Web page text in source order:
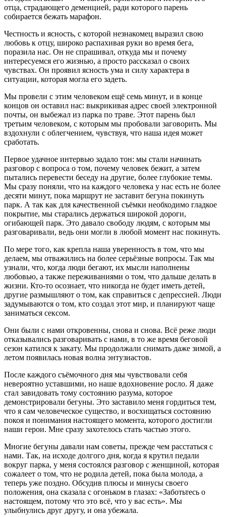
отца, страдающего деменцией, ради которого парень
собирается бежать марафон.
Честность и ясность, с которой незнакомец выразил свою
любовь к отцу, широко распахивая руки во время бега,
поразила нас. Он не спрашивал, откуда мы и почему
интересуемся его жизнью, а просто рассказал о своих
чувствах. Он проявил ясность ума и силу характера в
ситуации, которая могла его задеть.
Мы провели с этим человеком ещё семь минут, и в конце
концов он оставил нас: выкрикивая адрес своей электронной
почты, он выбежал из парка по траве. Этот парень был
третьим человеком, с которым мы пробовали заговорить. Мы
вздохнули с облегчением, чувствуя, что наша идея может
сработать.
Первое удачное интервью задало тон: мы стали начинать
разговор с вопроса о том, почему человек бежит, а затем
пытались перевести беседу на другие, более глубокие темы.
Мы сразу поняли, что на каждого человека у нас есть не более
десяти минут, пока маршрут не заставит бегуна покинуть
парк. А так как для качественной съёмки необходимо гладкое
покрытие, мы старались держаться широкой дороги,
огибающей парк. Это давало свободу людям, с которым мы
разговаривали, ведь они могли в любой момент нас покинуть.
По мере того, как крепла наша уверенность в том, что мы
делаем, мы отважились на более серьёзные вопросы. Так мы
узнали, что, когда люди бегают, их мысли наполнены
любовью, а также переживаниями о том, что дальше делать в
жизни. Кто-то осознает, что никогда не будет иметь детей,
другие размышляют о том, как справиться с депрессией. Люди
задумываются о том, кто создал этот мир, и планируют чаще
заниматься сексом.
Они были с нами откровенны, снова и снова. Всё реже люди
отказывались разговаривать с нами, в то же время беговой
сезон катился к закату. Мы продолжали снимать даже зимой, а
летом появилась новая волна энтузиастов.
После каждого съёмочного дня мы чувствовали себя
невероятно уставшими, но наше вдохновение росло. Я даже
стал завидовать тому состоянию разума, которое
демонстрировали бегуны. Это заставило меня гордиться тем,
что я сам человеческое существо, и восхищаться состоянию
покоя и понимания настоящего момента, которого достигли
наши герои. Мне сразу захотелось стать частью этого.
Многие бегуны давали нам советы, прежде чем расстаться с
нами. Так, на исходе долгого дня, когда я крутил педали
вокруг парка, у меня состоялся разговор с женщиной, которая
сожалеет о том, что не родила детей, пока была молода, а
теперь уже поздно. Обсудив плюсы и минусы своего
положения, она сказала с огоньком в глазах: «Заботьтесь о
настоящем, потому что это всё, что у вас есть». Мы
улыбнулись друг другу, и она убежала.